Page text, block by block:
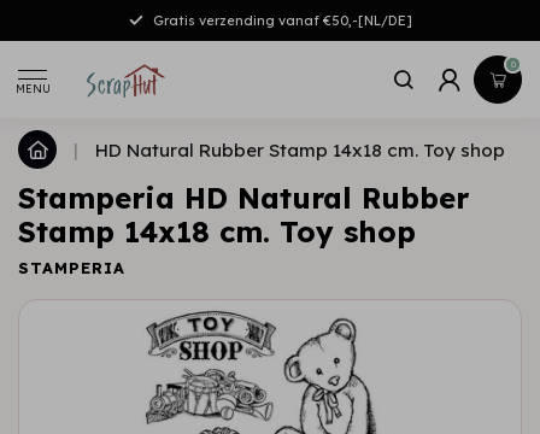
Gratis verzending vanaf €50,-[NL/DE]
MENU
0
| HD Natural Rubber Stamp 14x18 cm. Toy shop
Stamperia HD Natural Rubber
Stamp 14x18 cm. Toy shop
STAMPERIA